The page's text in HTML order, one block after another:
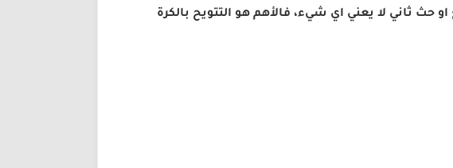
او حث ثاني لا يعني اي شيء، فالأهم هو التتويح بالكرة